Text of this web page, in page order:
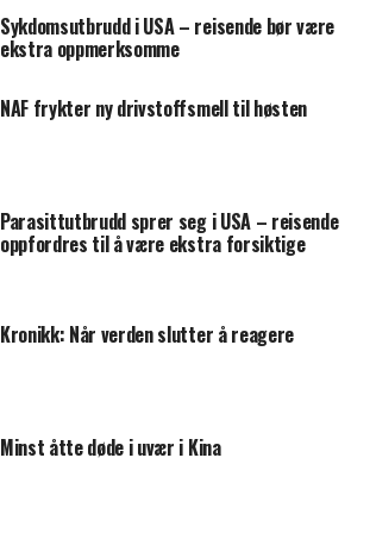
Sykdomsutbrudd i USA – reisende bør være
ekstra oppmerksomme
NAF frykter ny drivstoffsmell til høsten
Parasittutbrudd sprer seg i USA – reisende
oppfordres til å være ekstra forsiktige
Kronikk: Når verden slutter å reagere
Minst åtte døde i uvær i Kina